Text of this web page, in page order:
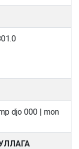
djo 000 | mon